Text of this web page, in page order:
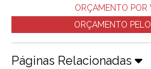
ORÇAMENTO POR
ORÇAMENTO
Páginas Relacionadas